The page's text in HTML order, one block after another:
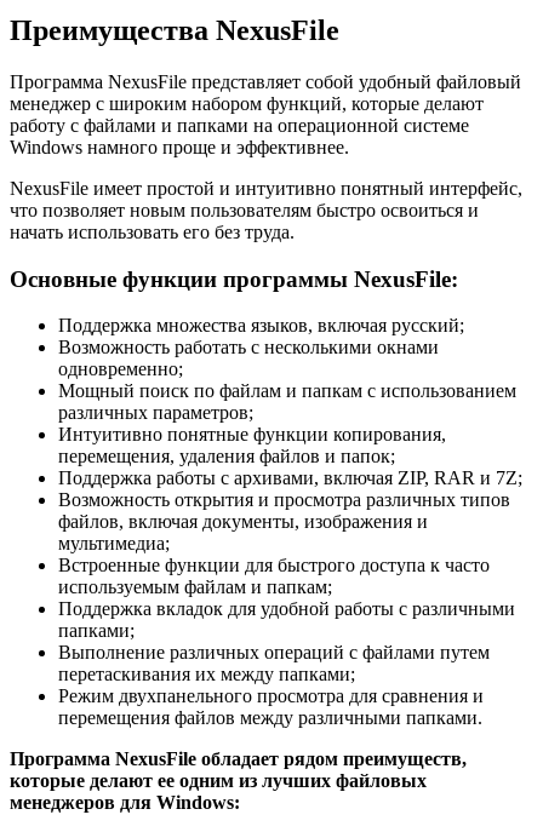
Преимущества NexusFile
Программа NexusFile представляет собой удобный файловый
менеджер с широким набором функций, которые делают
работу с файлами и папками на операционной системе
Windows намного проще и эффективнее.
NexusFile имеет простой и интуитивно понятный интерфейс,
что позволяет новым пользователям быстро освоиться и
начать использовать его без труда.
Основные функции программы NexusFile:
Поддержка множества языков, включая русский;
Возможность работать с несколькими окнами
одновременно;
Мощный поиск по файлам и папкам с использованием
различных параметров;
Интуитивно понятные функции копирования,
перемещения, удаления файлов и папок;
Поддержка работы с архивами, включая ZIP, RAR и 7Z;
Возможность открытия и просмотра различных типов
файлов, включая документы, изображения и
мультимедиа;
Встроенные функции для быстрого доступа к часто
используемым файлам и папкам;
Поддержка вкладок для удобной работы с различными
папками;
Выполнение различных операций с файлами путем
перетаскивания их между папками;
Режим двухпанельного просмотра для сравнения и
перемещения файлов между различными папками.
Программа NexusFile обладает рядом преимуществ,
которые делают ее одним из лучших файловых
менеджеров для Windows: